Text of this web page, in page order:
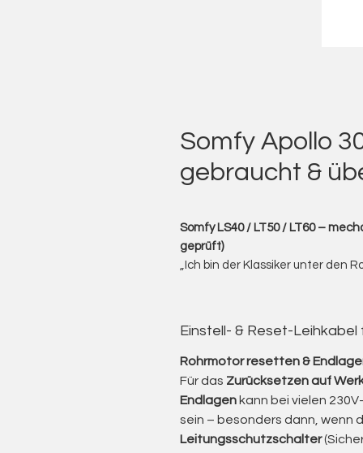
Somfy Apollo
gebraucht &
Somfy LS40 / LT50 / LT60 –
geprüft)
„Ich bin der Klassiker unter den
Diese Motoren zeichnen sich
Robustheit und
Die älteren LS-Modelle (LS 50 /
Einsatz – ein Zeichen für ihre
Nach einer sorgfältigen
Handwerksbetrieb leisten sie
Einstell- & Reset-
Rohrmotor resetten &
Für das Zurücksetzen auf
Endlagenkann bei vielen
sein – besonders dann, wenn
Leitungsschutzschalter